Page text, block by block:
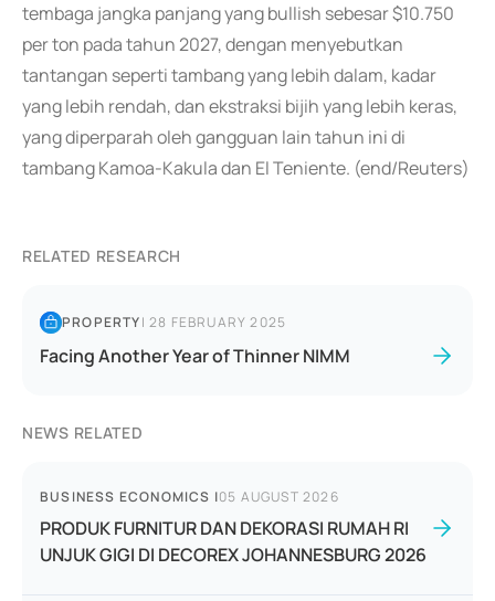
tembaga jangka panjang yang bullish sebesar $10.750
per ton pada tahun 2027, dengan menyebutkan
tantangan seperti tambang yang lebih dalam, kadar
yang lebih rendah, dan ekstraksi bijih yang lebih keras,
yang diperparah oleh gangguan lain tahun ini di
tambang Kamoa-Kakula dan El Teniente. (end/Reuters)
RELATED RESEARCH
PROPERTY|28 FEBRUARY 2025
Facing Another Year of Thinner NIMM
NEWS RELATED
BUSINESS ECONOMICS |05 AUGUST 2026
PRODUK FURNITUR DAN DEKORASI RUMAH RI
UNJUK GIGI DI DECOREX JOHANNESBURG 2026